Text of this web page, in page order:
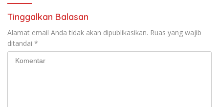
Tinggalkan Balasan
Alamat email Anda tidak akan dipublikasikan. Ruas yang wajib
ditandai *